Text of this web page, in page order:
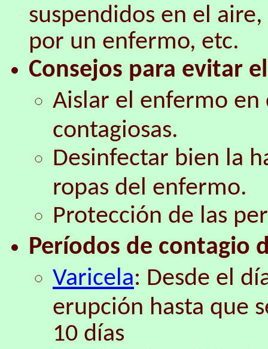
suspendidos en el
por un enfermo, etc.
Consejos para evitar
Aislar el enfermo en
contagiosas.
Desinfectar bien la
ropas del enfermo.
Protección de las
Períodos de contagio
Varicela: Desde el
erupción hasta que
10 días